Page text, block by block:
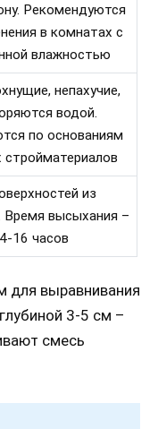
Рекомендуются
в комнатах с
влажностью
непахучие,
водой.
по основаниям
из
Время высыхания –
16 часов
для выравнивания
3-5 см –
смесь